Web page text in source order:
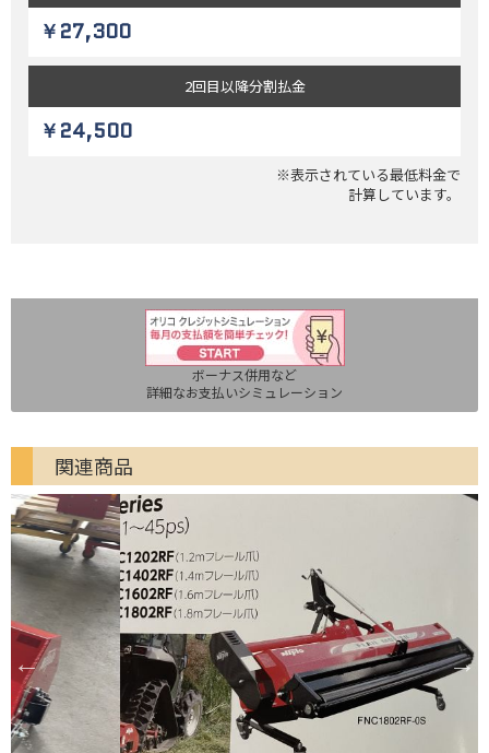
￥27,300
2回目以降分割払金
￥24,500
※表示されている最低料金で
計算しています。
ボーナス併用など
詳細なお支払いシミュレーション
関連商品